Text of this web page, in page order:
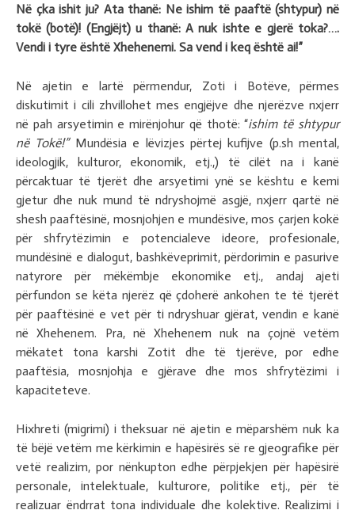
Në çka ishit ju? Ata thanë: Ne ishim të paaftë (shtypur) në
tokë (botë)! (Engjëjt) u thanë: A nuk ishte e gjerë toka?….
Vendi i tyre është Xhehenemi. Sa vend i keq është ai!”
Në ajetin e lartë përmendur, Zoti i Botëve, përmes
diskutimit i cili zhvillohet mes engjëjve dhe njerëzve nxjerr
në pah arsyetimin e mirënjohur që thotë: “ishim të shtypur
në Tokë!”Mundësia e lëvizjes përtej kufijve (p.sh mental,
ideologjik, kulturor, ekonomik, etj.,) të cilët na i kanë
përcaktuar të tjerët dhe arsyetimi ynë se kështu e kemi
gjetur dhe nuk mund të ndryshojmë asgjë, nxjerr qartë në
shesh paaftësinë, mosnjohjen e mundësive, mos çarjen kokë
për shfrytëzimin e potencialeve ideore, profesionale,
mundësinë e dialogut, bashkëveprimit, përdorimin e pasurive
natyrore për mëkëmbje ekonomike etj., andaj ajeti
përfundon se këta njerëz që çdoherë ankohen te të tjerët
për paaftësinë e vet për ti ndryshuar gjërat, vendin e kanë
në Xhehenem. Pra, në Xhehenem nuk na çojnë vetëm
mëkatet tona karshi Zotit dhe të tjerëve, por edhe
paaftësia, mosnjohja e gjërave dhe mos shfrytëzimi i
kapaciteteve.
Hixhreti (migrimi) i theksuar në ajetin e mëparshëm nuk ka
të bëjë vetëm me kërkimin e hapësirës së re gjeografike për
vetë realizim, por nënkupton edhe përpjekjen për hapësirë
personale, intelektuale, kulturore, politike etj., për të
realizuar ëndrrat tona individuale dhe kolektive. Realizimi i